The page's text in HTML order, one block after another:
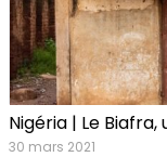
Nigéria | Le
30 mars 2021